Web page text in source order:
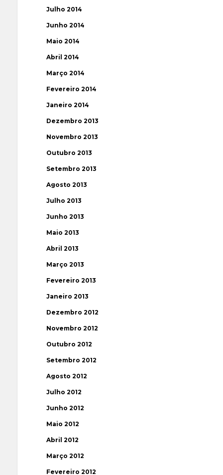
Julho 2014
Junho 2014
Maio 2014
Abril 2014
Março 2014
Fevereiro 2014
Janeiro 2014
Dezembro 2013
Novembro 2013
Outubro 2013
Setembro 2013
Agosto 2013
Julho 2013
Junho 2013
Maio 2013
Abril 2013
Março 2013
Fevereiro 2013
Janeiro 2013
Dezembro 2012
Novembro 2012
Outubro 2012
Setembro 2012
Agosto 2012
Julho 2012
Junho 2012
Maio 2012
Abril 2012
Março 2012
Fevereiro 2012